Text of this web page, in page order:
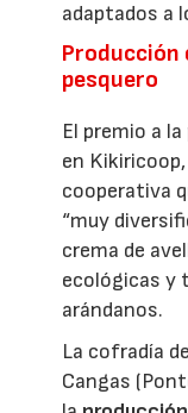
adaptados a
Producción
pesquero
El premio a la
en
cooperativa
“muy
crema de
ecológicas y
arándanos.
La cofradía
Cangas